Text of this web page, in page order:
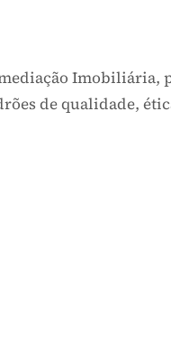
mediação
de